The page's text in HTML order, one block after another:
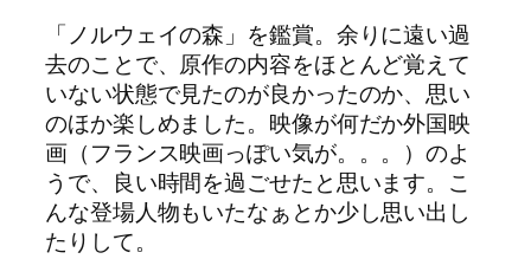
「ノルウェイの森」を鑑賞。余りに遠い過
去のことで、原作の内容をほとんど覚えて
いない状態で見たのが良かったのか、思い
のほか楽しめました。映像が何だか外国映
画（フランス映画っぽい気が。。。）のよ
うで、良い時間を過ごせたと思います。こ
んな登場人物もいたなぁとか少し思い出し
たりして。